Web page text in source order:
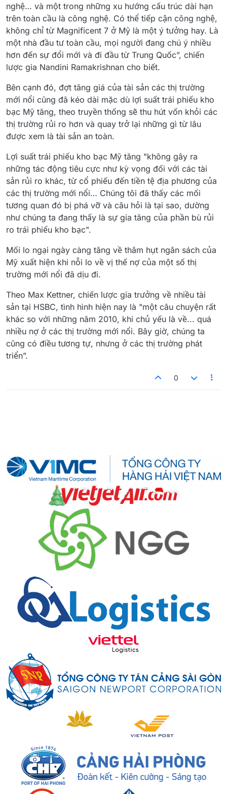
nghệ… và một trong những xu hướng cấu trúc dài hạn
trên toàn cầu là công nghệ. Có thể tiếp cận công nghệ,
không chỉ từ Magnificent 7 ở Mỹ là một ý tưởng hay. Là
một nhà đầu tư toàn cầu, mọi người đang chú ý nhiều
hơn đến sự đổi mới và đi đầu từ Trung Quốc”, chiến
lược gia Nandini Ramakrishnan cho biết.
Bên cạnh đó, đợt tăng giá của tài sản các thị trường
mới nổi cũng đã kéo dài mặc dù lợi suất trái phiếu kho
bạc Mỹ tăng, theo truyền thống sẽ thu hút vốn khỏi các
thị trường rủi ro hơn và quay trở lại những gì từ lâu
được xem là tài sản an toàn.
Lợi suất trái phiếu kho bạc Mỹ tăng "không gây ra
những tác động tiêu cực như kỳ vọng đối với các tài
sản rủi ro khác, từ cổ phiếu đến tiền tệ địa phương của
các thị trường mới nổi… Chúng tôi đã thấy các mối
tương quan đó bị phá vỡ và câu hỏi là tại sao, dường
như chúng ta đang thấy là sự gia tăng của phần bù rủi
ro trái phiếu kho bạc".
Mối lo ngại ngày càng tăng về thâm hụt ngân sách của
Mỹ xuất hiện khi nỗi lo về vị thế nợ của một số thị
trường mới nổi đã dịu đi.
Theo Max Kettner, chiến lược gia trưởng về nhiều tài
sản tại HSBC, tình hình hiện nay là "một câu chuyện rất
khác so với những năm 2010, khi chủ yếu là về... quá
nhiều nợ ở các thị trường mới nổi. Bây giờ, chúng ta
cũng có điều tương tự, nhưng ở các thị trường phát
triển”.
0